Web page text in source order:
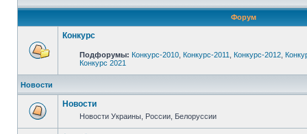
Форум
Конкурс
Подфорумы: Конкурс-2010 Конкурс-2011 Конкурс-2012
Конкурс 2021
Новости
Новости
Новости Украины, России, Белоруссии